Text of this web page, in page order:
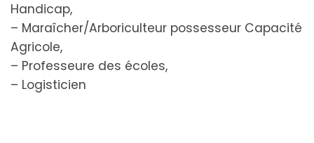
Handicap,
– Maraîcher/Arboriculteur possesseur Capacité
Agricole,
– Professeure des écoles,
– Logisticien